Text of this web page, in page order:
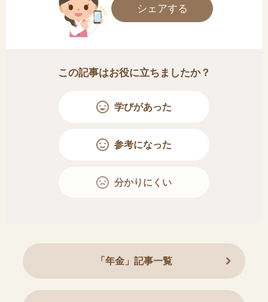
シェアする
この記事はお役に立ちましたか？
学びがあった
参考になった
分かりにくい
「年金」記事一覧